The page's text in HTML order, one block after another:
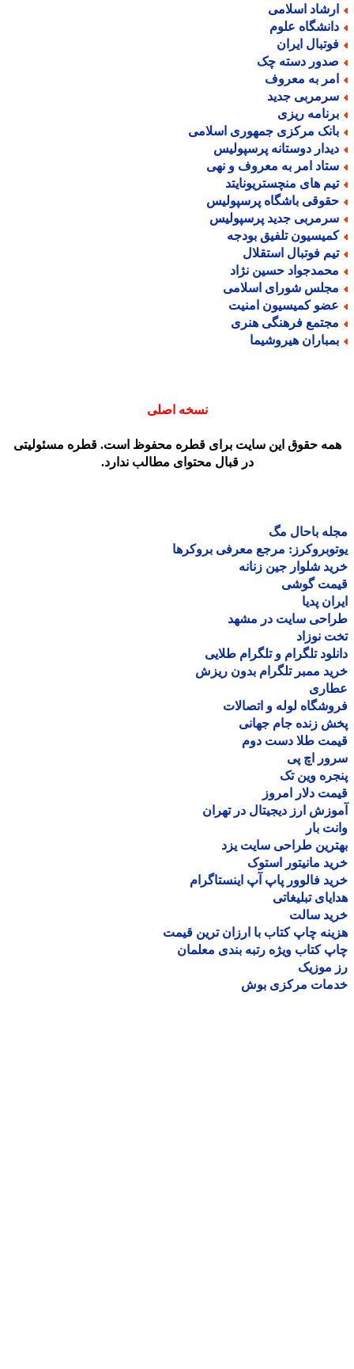
اسلامی
علوم
ایران
دسته چک
به معروف
جدید
ریزی
مرکزی جمهوری اسلامی
دوستانه پرسپولیس
امر به معروف و نهی
های منچستریونایتد
باشگاه پرسپولیس
جدید پرسپولیس
تلفیق بودجه
فوتبال استقلال
حسین نژاد
شورای اسلامی
کمیسیون امنیت
فرهنگی هنری
هیروشیما
نسخه اصلی
حقوق این سایت برای قطره محفوظ است. قطره مسئولیتی
در قبال محتوای مطالب ندارد.
باحال مگ
مرجع معرفی بروکرها
شلوار جین زنانه
گوشی
پدیا
سایت در مشهد
نوزاد
تلگرام و تلگرام طلایی
ممبر تلگرام بدون ریزش
لوله و اتصالات
زنده جام جهانی
طلا دست دوم
اچ پی
وین تک
دلار امروز
ارز دیجیتال در تهران
بار
طراحی سایت یزد
مانیتور استوک
فالوور پاپ آپ اینستاگرام
تبلیغاتی
سالت
چاپ کتاب با ارزان ترین قیمت
کتاب ویژه رتبه بندی معلمان
موزیک
مرکزی بوش